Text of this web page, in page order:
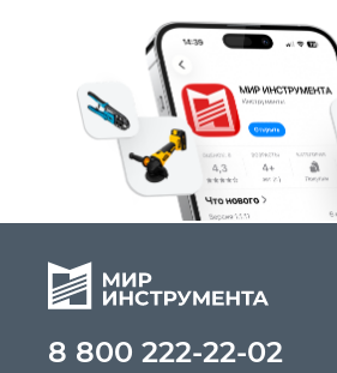
8 800 222-22-02